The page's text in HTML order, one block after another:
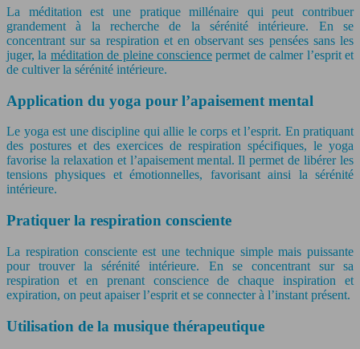
La méditation est une pratique millénaire qui peut contribuer
grandement à la recherche de la sérénité intérieure. En se
concentrant sur sa respiration et en observant ses pensées sans les
juger, la méditation de pleine conscience permet de calmer l’esprit et
de cultiver la sérénité intérieure.
Application du yoga pour l’apaisement mental
Le yoga est une discipline qui allie le corps et l’esprit. En pratiquant
des postures et des exercices de respiration spécifiques, le yoga
favorise la relaxation et l’apaisement mental. Il permet de libérer les
tensions physiques et émotionnelles, favorisant ainsi la sérénité
intérieure.
Pratiquer la respiration consciente
La respiration consciente est une technique simple mais puissante
pour trouver la sérénité intérieure. En se concentrant sur sa
respiration et en prenant conscience de chaque inspiration et
expiration, on peut apaiser l’esprit et se connecter à l’instant présent.
Utilisation de la musique thérapeutique